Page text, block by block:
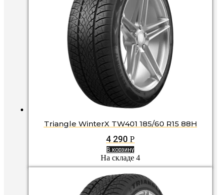
Triangle WinterX TW401 185/60 R15 88H
4 290 Р
В корзину
На складе 4